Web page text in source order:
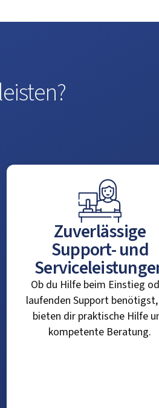
Zuverlässige
Support- und
Ob du Hilfe beim Einstieg
laufenden Support
bieten dir praktische Hilfe
kompetente Beratung.